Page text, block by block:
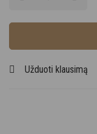
Užduoti klausimą